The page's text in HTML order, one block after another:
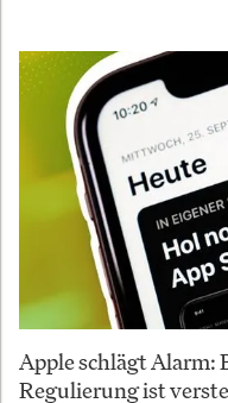
Apple schlägt Alarm:
Regulierung ist